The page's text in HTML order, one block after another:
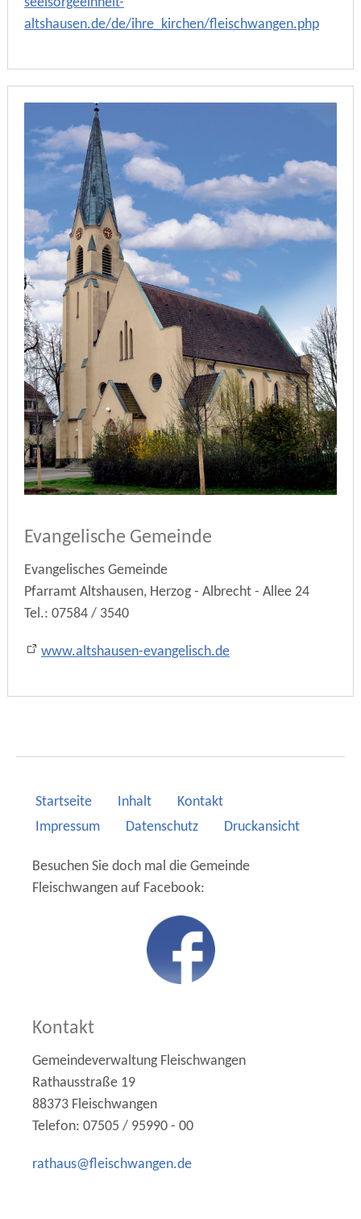
seelsorgeeinheit-
altshausen.de/de/ihre_kirchen/fleischwangen.php
Evangelische Gemeinde
Evangelisches Gemeinde
Pfarramt Altshausen, Herzog - Albrecht - Allee 24
Tel.: 07584 / 3540
www.altshausen-evangelisch.de
Startseite Inhalt
Kontakt
Impressum
Datenschutz Druckansicht
Besuchen Sie doch mal die Gemeinde
Fleischwangen auf Facebook:
Kontakt
Gemeindeverwaltung Fleischwangen
Rathausstraße 19
88373 Fleischwangen
Telefon: 07505 / 95990 - 00
r th s fl schw ng n d